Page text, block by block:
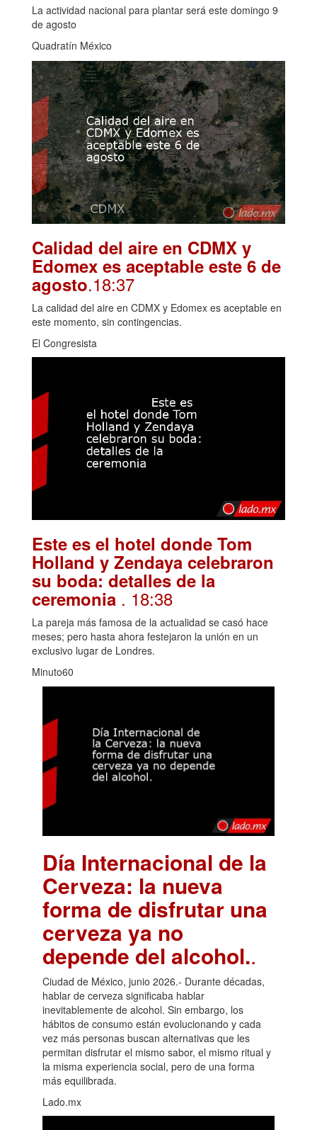
La actividad nacional para plantar será este domingo 9
de agosto
Quadratín México
Calidad del aire en CDMX y
Edomex es aceptable este 6 de
agosto.18:37
La calidad del aire en CDMX y Edomex es aceptable en
este momento, sin contingencias.
El Congresista
Este es el hotel donde Tom
Holland y Zendaya celebraron
su boda: detalles de la
ceremonia . 18:38
La pareja más famosa de la actualidad se casó hace
meses; pero hasta ahora festejaron la unión en un
exclusivo lugar de Londres.
Minuto60
Día Internacional de la
Cerveza: la nueva
forma de disfrutar una
cerveza ya no
depende del alcohol..
Ciudad de México, junio 2026.- Durante décadas,
hablar de cerveza significaba hablar
inevitablemente de alcohol. Sin embargo, los
hábitos de consumo están evolucionando y cada
vez más personas buscan alternativas que les
permitan disfrutar el mismo sabor, el mismo ritual y
la misma experiencia social, pero de una forma
más equilibrada.
Lado.mx